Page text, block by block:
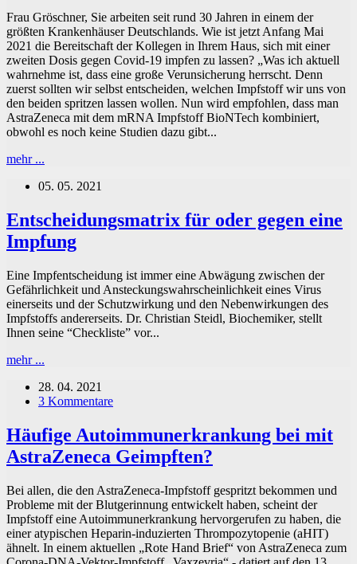
Frau Gröschner, Sie arbeiten seit rund 30 Jahren in einem der
größten Krankenhäuser Deutschlands. Wie ist jetzt Anfang Mai
2021 die Bereitschaft der Kollegen in Ihrem Haus, sich mit einer
zweiten Dosis gegen Covid-19 impfen zu lassen? „Was ich aktuell
wahrnehme ist, dass eine große Verunsicherung herrscht. Denn
zuerst sollten wir selbst entscheiden, welchen Impfstoff wir uns von
den beiden spritzen lassen wollen. Nun wird empfohlen, dass man
AstraZeneca mit dem mRNA Impfstoff BioNTech kombiniert,
obwohl es noch keine Studien dazu gibt...
mehr ...
nicht
hinter
den
Maßnahmen
lassen
sich
nur
impfen,
um
Urlaub
zu
05. 05. 2021
Entscheidungsmatrix für oder gegen eine
Impfung
Eine Impfentscheidung ist immer eine Abwägung zwischen der
Gefährlichkeit und Ansteckungswahrscheinlichkeit eines Virus
einerseits und der Schutzwirkung und den Nebenwirkungen des
Impfstoffs andererseits. Dr. Christian Steidl, Biochemiker, stellt
Ihnen seine “Checkliste” vor...
mehr ...
oder
gegen
Impfung
28. 04. 2021
3 Kommentare
Häufige Autoimmunerkrankung bei mit
AstraZeneca Geimpften?
Bei allen, die den AstraZeneca-Impfstoff gespritzt bekommen und
Probleme mit der Blutgerinnung entwickelt haben, scheint der
Impfstoff eine Autoimmunerkrankung hervorgerufen zu haben, die
einer atypischen Heparin-induzierten Thrompozytopenie (aHIT)
ähnelt. In einem aktuellen „Rote Hand Brief“ von AstraZeneca zum